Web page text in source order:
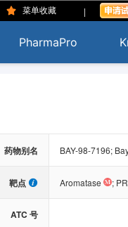
菜单收藏 |
PharmaPro
药物别名 BAY-98-7196;
靶点 Aromatase ; PR
ATC 号